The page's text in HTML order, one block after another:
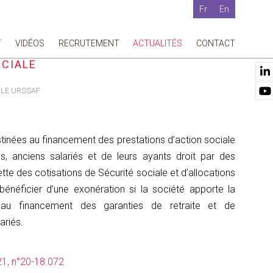
Fr En
VIDÉOS RECRUTEMENT ACTUALITÉS CONTACT
DESTINÉE AU FINANCEMENT DES
URSSAF
au financement des prestations d’action sociale
anciens salariés et de leurs ayants droit par des
des cotisations de Sécurité sociale et d’allocations
d’une exonération si la société apporte la
au financement des garanties de retraite et de
n°20-18.072